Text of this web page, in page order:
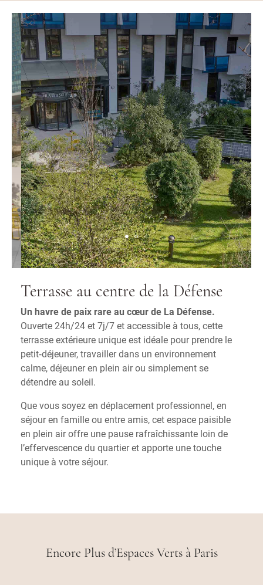
Terrasse au centre de la Défense
Un havre de paix rare au cœur de La Défense.
Ouverte 24h/24 et 7j/7 et accessible à tous, cette
terrasse extérieure unique est idéale pour prendre le
petit‑déjeuner, travailler dans un environnement
calme, déjeuner en plein air ou simplement se
détendre au soleil.
Que vous soyez en déplacement professionnel, en
séjour en famille ou entre amis, cet espace paisible
en plein air offre une pause rafraîchissante loin de
l’effervescence du quartier et apporte une touche
unique à votre séjour.
Encore Plus d’Espaces Verts à Paris